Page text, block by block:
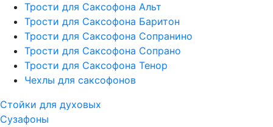
Трости для Саксофона Альт
Трости для Саксофона Баритон
Трости для Саксофона Сопранино
Трости для Саксофона Сопрано
Трости для Саксофона Тенор
Чехлы для саксофонов
Стойки для духовых
Сузафоны